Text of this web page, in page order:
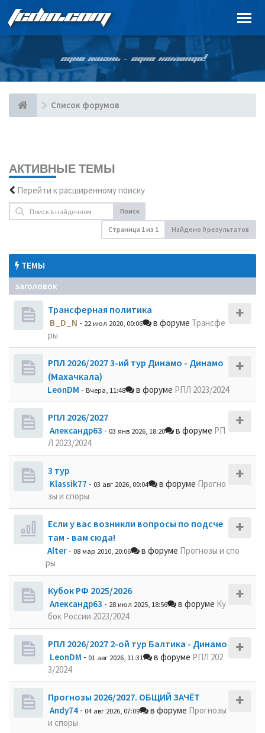
FCDIN.COM
ОДНА ЖИЗНЬ – ОДНА КОМАНДА!
Список форумов
АКТИВНЫЕ ТЕМЫ
Перейти к расширенному поиску
Поиск
Страница 1из 1 Найдено 9 результатов
ТЕМЫ
заголовок
Трансферная политика
B_D_N - 22 июл 2020, 00:06 в форуме Трансфе
ры
РПЛ 2026/2027 3-ий тур Динамо - Динамо
(Махачкала)
LeonDM - Вчера, 11:48 в форуме РПЛ 2023/2024
РПЛ 2026/2027
Александр63 - 03 янв 2026, 18:20 в форуме РП
Л 2023/2024
3 тур
Klassik77 - 03 авг 2026, 00:04 в форуме Прогно
зы и споры
Если у вас возникли вопросы по подсче
там - вам сюда!
Alter - 08 мар 2010, 20:06 в форуме Прогнозы и спо
ры
Кубок РФ 2025/2026
Александр63 - 28 июл 2025, 18:56 в форуме Ку
бок России 2023/2024
РПЛ 2026/2027 2-ой тур Балтика - Динамо
LeonDM - 01 авг 2026, 11:31 в форуме РПЛ 202
3/2024
Прогнозы 2026/2027. ОБЩИЙ ЗАЧЁТ
Andy74 - 04 авг 2026, 07:09 в форуме Прогнозы
и споры